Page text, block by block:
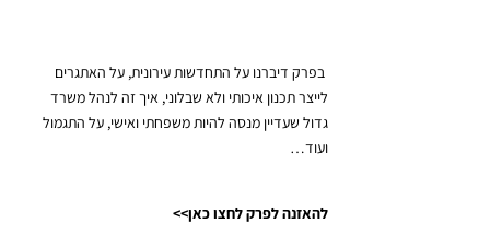
בפרק דיברנו על התחדשות עירונית, על האתגרים
לייצר תכנון איכותי ולא שבלוני, איך זה לנהל משרד
גדול שעדיין מנסה להיות משפחתי ואישי, על התגמול
ועוד…
להאזנה לפרק לחצו כאן>>